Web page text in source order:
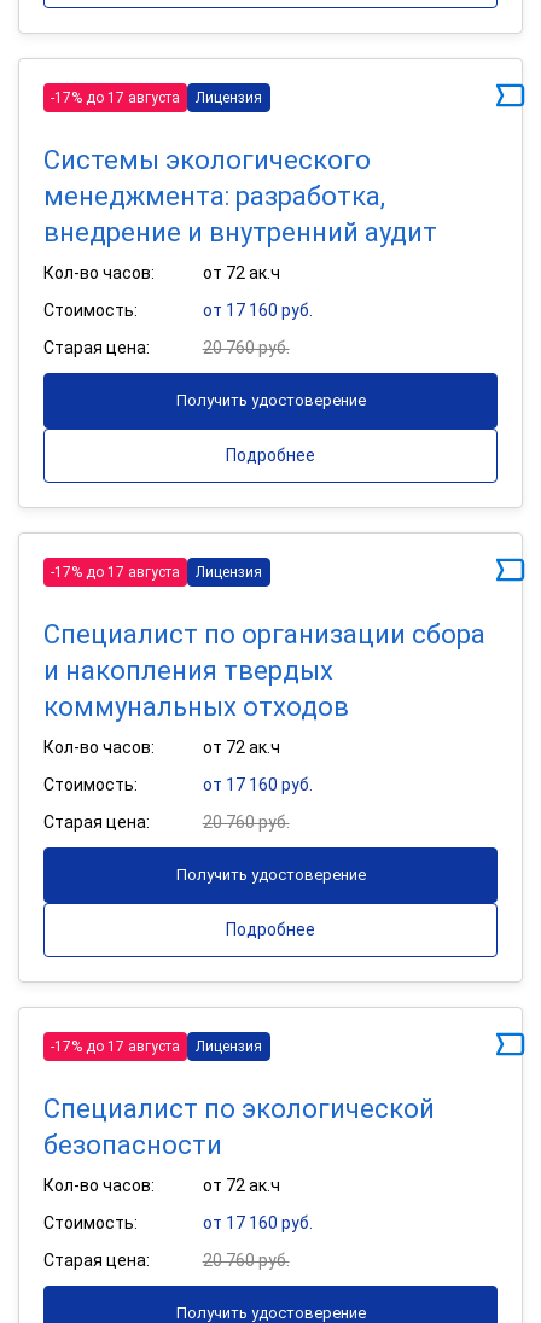
-17% до 17 августа Лицензия
Системы экологического
менеджмента: разработка,
внедрение и внутренний аудит
Кол-во часов:
от 72 ак.ч
Стоимость:
от 17 160 руб.
Старая цена:
20 760 руб.
Получить удостоверение
Подробнее
-17% до 17 августа Лицензия
Специалист по организации сбора
и накопления твердых
коммунальных отходов
Кол-во часов:
от 72 ак.ч
Стоимость:
от 17 160 руб.
Старая цена:
20 760 руб.
Получить удостоверение
Подробнее
-17% до 17 августа Лицензия
Специалист по экологической
безопасности
Кол-во часов:
от 72 ак.ч
Стоимость:
от 17 160 руб.
Старая цена:
20 760 руб.
Получить удостоверение